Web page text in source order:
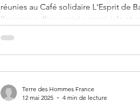
réunies au Café solidaire L'Esprit de
l’occasion d’une soirée conviviale et
Terre des Hommes France
12 mai 2025
4 min de lecture